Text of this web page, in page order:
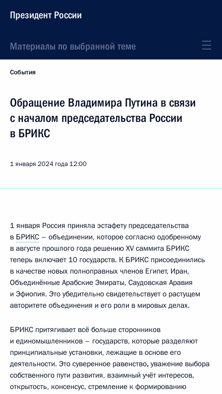
Президент России
Материалы по выбранной теме
События
Обращение Владимира Путина в связи
с началом председательства России
в БРИКС
1 января 2024 года 12:00
1 января Россия приняла эстафету председательства
в БРИКС – объединении, которое согласно одобренному
в августе прошлого года решению XV саммита БРИКС
теперь включает 10 государств. К БРИКС присоединились
в качестве новых полноправных членов Египет, Иран,
Объединённые Арабские Эмираты, Саудовская Аравия
и Эфиопия. Это убедительно свидетельствует о растущем
авторитете объединения и его роли в мировых делах.
БРИКС притягивает всё больше сторонников
и единомышленников – государств, которые разделяют
принципиальные установки, лежащие в основе его
деятельности. Это суверенное равенство, уважение выбора
собственного пути развития, взаимный учёт интересов,
открытость, консенсус, стремление к формированию